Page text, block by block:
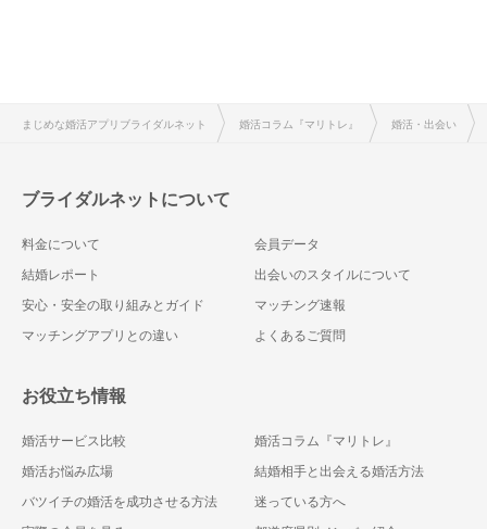
まじめな婚活アプリブライダルネット 婚活コラム『マリトレ』 婚活・出会い
ブライダルネットについて
料金について
会員データ
結婚レポート
出会いのスタイルについて
安心・安全の取り組みとガイド
マッチング速報
マッチングアプリとの違い
よくあるご質問
お役立ち情報
婚活サービス比較
婚活コラム『マリトレ』
婚活お悩み広場
結婚相手と出会える婚活方法
バツイチの婚活を成功させる方法
迷っている方へ